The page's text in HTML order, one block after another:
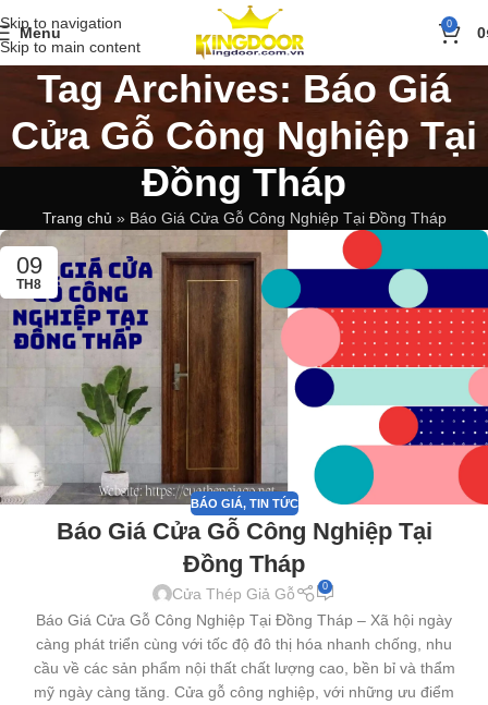
Skip to navigation
Skip to main content
Menu 0 0
Tag Archives: Báo Giá
Cửa Gỗ Công Nghiệp Tại
Đồng Tháp
Trang chủ » Báo Giá Cửa Gỗ Công Nghiệp Tại Đồng Tháp
09
TH8
BÁO GIÁ, TIN TỨC
Báo Giá Cửa Gỗ Công Nghiệp Tại
Đồng Tháp
Cửa Thép Giả Gỗ 0
Báo Giá Cửa Gỗ Công Nghiệp Tại Đồng Tháp – Xã hội ngày
càng phát triển cùng với tốc độ đô thị hóa nhanh chống, nhu
cầu về các sản phẩm nội thất chất lượng cao, bền bỉ và thẩm
mỹ ngày càng tăng. Cửa gỗ công nghiệp, với những ưu điểm